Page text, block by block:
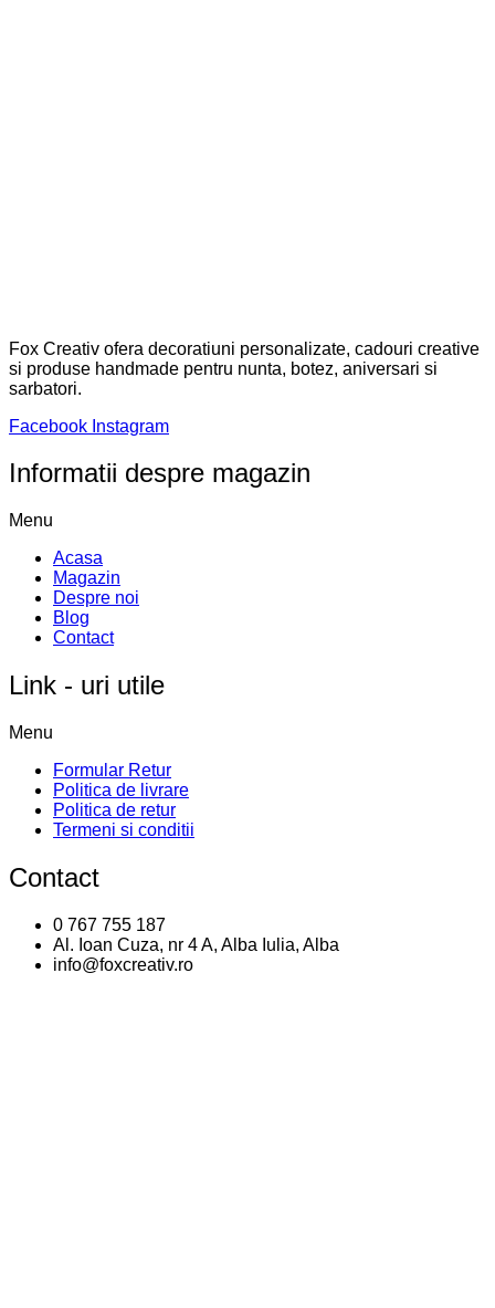
Fox Creativ ofera decoratiuni personalizate, cadouri creative
si produse handmade pentru nunta, botez, aniversari si
sarbatori.
Facebook Instagram
Informatii despre magazin
Menu
Acasa
Magazin
Despre noi
Blog
Contact
Link - uri utile
Menu
Formular Retur
Politica de livrare
Politica de retur
Termeni si conditii
Contact
0 767 755 187
Al. Ioan Cuza, nr 4 A, Alba Iulia, Alba
info@foxcreativ.ro